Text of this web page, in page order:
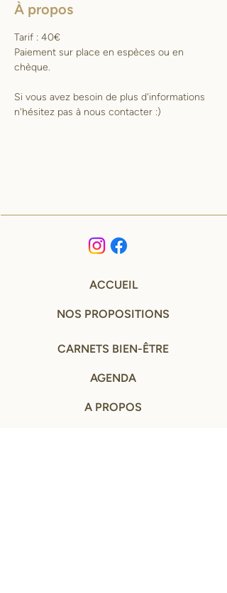
À propos
Tarif : 40€
Paiement sur place en espèces ou en
chèque.
Si vous avez besoin de plus d'informations
n'hésitez pas à nous contacter :)
ACCUEIL
NOS PROPOSITIONS
CARNETS BIEN-ÊTRE
AGENDA
A PROPOS